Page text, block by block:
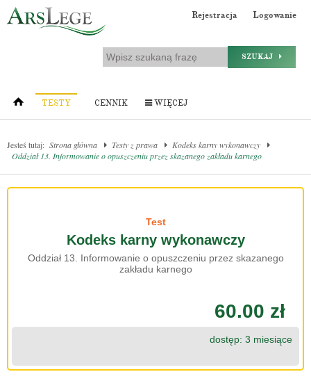
Rejestracja Logowanie
SZUKAJ
TESTY CENNIK WIĘCEJ
Jesteś tutaj: Strona główna Testy z prawa
Kodeks karny wykonawczy
Oddział 13. Informowanie o opuszczeniu przez skazanego zakładu karnego
Test
Kodeks karny wykonawczy
Oddział 13. Informowanie o opuszczeniu przez skazanego
zakładu karnego
60.00 zł
dostęp: 3 miesiące